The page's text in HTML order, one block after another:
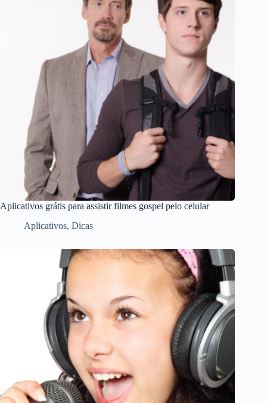
Aplicativos grátis para assistir filmes gospel pelo celular
Aplicativos, Dicas